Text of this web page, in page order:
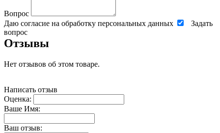
Вопрос
Даю согласие на обработку персональных данных
Задать
вопрос
Отзывы
Нет отзывов об этом товаре.
Написать отзыв
Оценка:
Ваше Имя:
Ваш отзыв: